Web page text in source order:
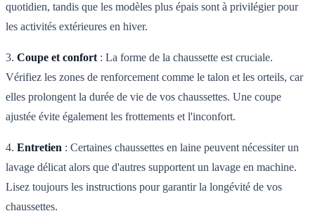
quotidien, tandis que les modèles plus épais sont à privilégier pour
les activités extérieures en hiver.
3. Coupe et confort : La forme de la chaussette est cruciale.
Vérifiez les zones de renforcement comme le talon et les orteils, car
elles prolongent la durée de vie de vos chaussettes. Une coupe
ajustée évite également les frottements et l'inconfort.
4. Entretien : Certaines chaussettes en laine peuvent nécessiter un
lavage délicat alors que d'autres supportent un lavage en machine.
Lisez toujours les instructions pour garantir la longévité de vos
chaussettes.